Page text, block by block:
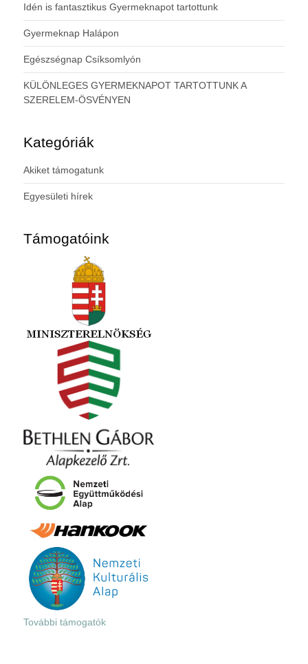
Idén is fantasztikus Gyermeknapot tartottunk
Gyermeknap Halápon
Egészségnap Csíksomlyón
KÜLÖNLEGES GYERMEKNAPOT TARTOTTUNK A
SZERELEM-ÖSVÉNYEN
Kategóriák
Akiket támogatunk
Egyesületi hírek
Támogatóink
További támogatók